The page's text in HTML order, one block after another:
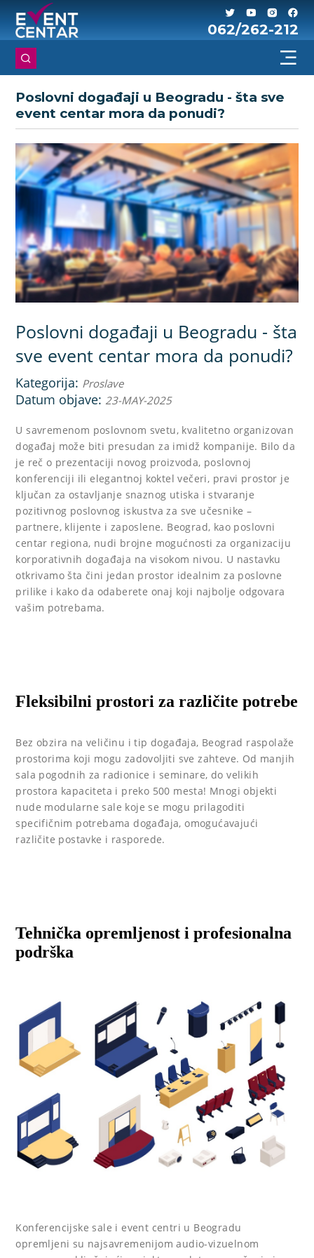
062/262-212
Poslovni događaji u Beogradu - šta sve
event centar mora da ponudi?
Poslovni događaji u Beogradu - šta
sve event centar mora da ponudi?
Kategorija: Proslave
Datum objave: 23-MAY-2025
U savremenom poslovnom svetu, kvalitetno organizovan
događaj može biti presudan za imidž kompanije. Bilo da
je reč o prezentaciji novog proizvoda, poslovnoj
konferenciji ili elegantnoj koktel večeri, pravi prostor je
ključan za ostavljanje snaznog utiska i stvaranje
pozitivnog poslovnog iskustva za sve učesnike –
partnere, klijente i zaposlene. Beograd, kao poslovni
centar regiona, nudi brojne mogućnosti za organizaciju
korporativnih događaja na visokom nivou. U nastavku
otkrivamo šta čini jedan prostor idealnim za poslovne
prilike i kako da odaberete onaj koji najbolje odgovara
vašim potrebama.
Fleksibilni prostori za različite potrebe
Bez obzira na veličinu i tip događaja, Beograd raspolaže
prostorima koji mogu zadovoljiti sve zahteve. Od manjih
sala pogodnih za radionice i seminare, do velikih
prostora kapaciteta i preko 500 mesta! Mnogi objekti
nude modularne sale koje se mogu prilagoditi
specifičnim potrebama događaja, omogućavajući
različite postavke i rasporede.
Tehnička opremljenost i profesionalna
podrška
Konferencijske sale i event centri u Beogradu
opremljeni su najsavremenijom audio-vizuelnom